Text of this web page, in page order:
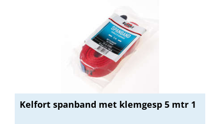
Kelfort spanband met klemgesp 5 mtr 1